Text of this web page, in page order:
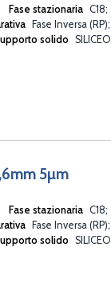
Fase stazionaria C18
Fase Inversa (RP)
solido SILICEO
5µm
Fase stazionaria C18
Fase Inversa (RP)
solido SILICEO